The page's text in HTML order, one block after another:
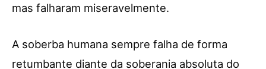
mas falharam miseravelmente.
A soberba humana sempre falha de forma
retumbante diante da soberania absoluta do